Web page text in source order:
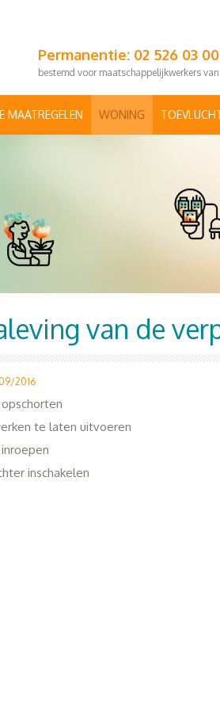
Permanentie: 02 526 03
bestemd voor maatschappelijkwerkers
MAATREGELEN WONING
van de
2016
te laten uitvoeren
inschakelen